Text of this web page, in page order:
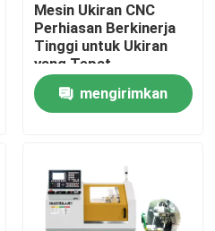
Mesin Ukiran CNC
Perhiasan Berkinerja
Tinggi untuk Ukiran
yang Tepat
mengirimkan